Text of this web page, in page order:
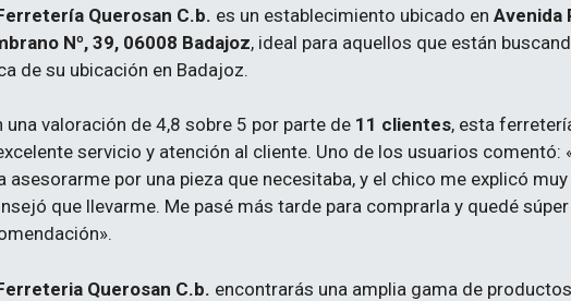
Querosan C.b. es un establecimiento ubicado en Avenida
Nº, 39, 06008 Badajoz, ideal para aquellos que están
de su ubicación en Badajoz.
una valoración de 4,8 sobre 5 por parte de 11 clientes, esta
servicio y atención al cliente. Uno de los usuarios comentó:
asesorarme por una pieza que necesitaba, y el chico me explicó
que llevarme. Me pasé más tarde para comprarla y quedé
Querosan C.b. encontrarás una amplia gama de